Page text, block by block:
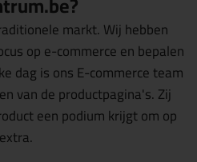
markt. Wij hebben
op e-commerce en bepalen
dag is ons E-commerce team
van de productpagina's. Zij
een podium krijgt om op